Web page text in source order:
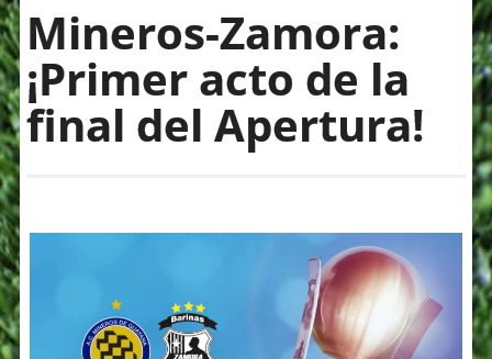
Mineros-Zamora:
¡Primer acto de la
final del Apertura!